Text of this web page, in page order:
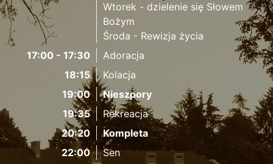
Wtorek - dzielenie się Słowem
Bożym
Środa - Rewizja życia
17:00 - 17:30
Adoracja
18:15
Kolacja
19:00
Nieszpory
19:35
Rekreacja
20:20
Kompleta
22:00
Sen